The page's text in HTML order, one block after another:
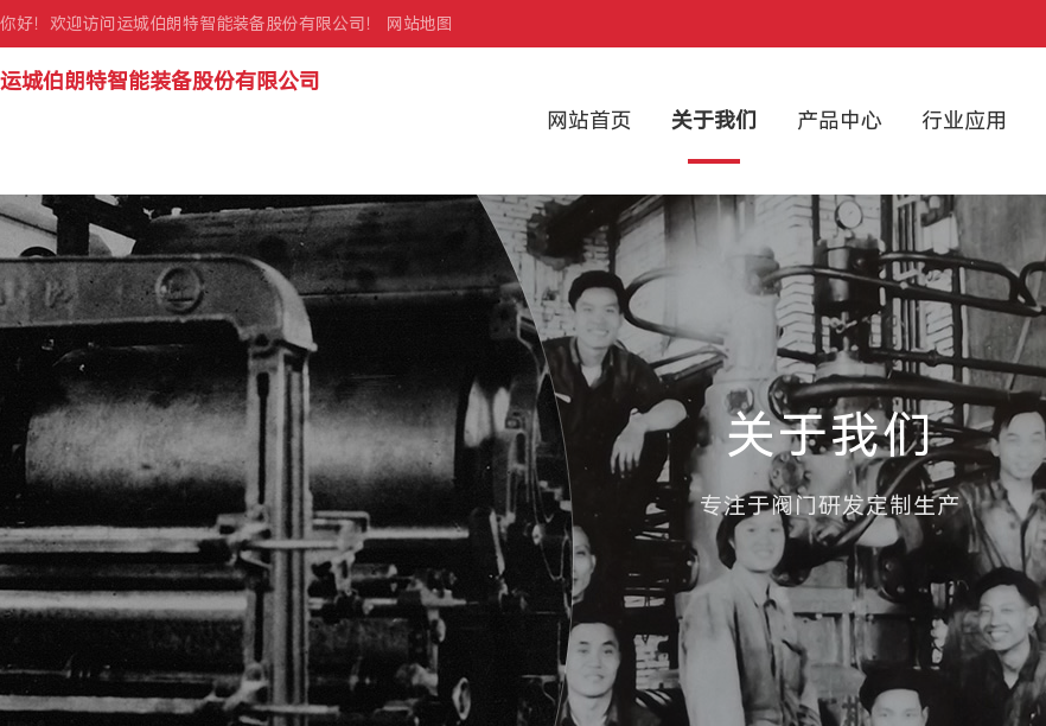
你好！欢迎访问运城伯朗特智能装备股份有限公司！ 网站地图
运城伯朗特智能装备股份有限公司
网站首页
关于我们 产品中心 行业应用
关于我们
专注于阀门研发定制生产